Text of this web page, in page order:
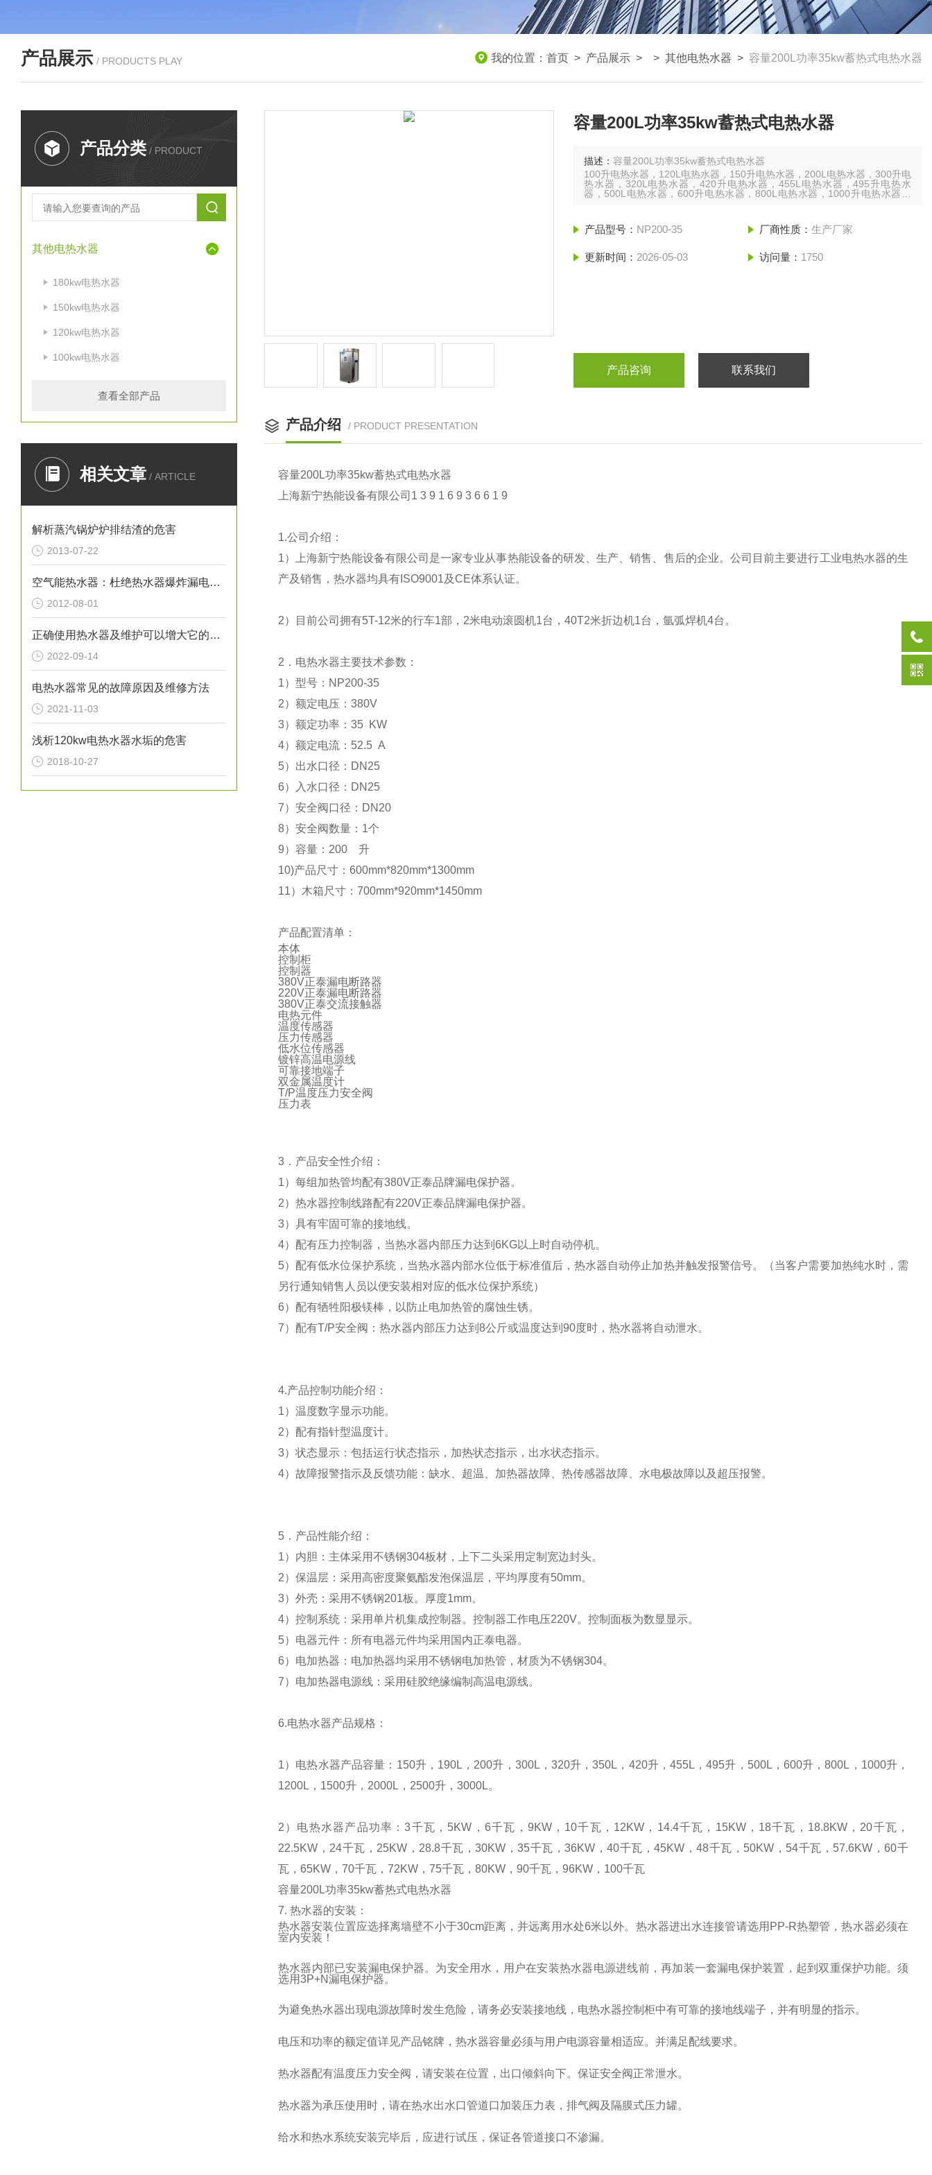
产品展示 / PRODUCTS PLAY 我的位置： 首页 > 产品展示 > > 其他电热水器 > 容量200L功率35kw蓄热式电热水器
产品分类 / PRODUCT
其他电热水器
180kw电热水器
150kw电热水器
120kw电热水器
100kw电热水器
查看全部产品
相关文章 / ARTICLE
解析蒸汽锅炉炉排结渣的危害
2013-07-22
空气能热水器：杜绝热水器爆炸漏电事故
2012-08-01
正确使用热水器及维护可以增大它的使用寿命
2022-09-14
电热水器常见的故障原因及维修方法
2021-11-03
浅析120kw电热水器水垢的危害
2018-10-27
容量200L功率35kw蓄热式电热水器
描述：容量200L功率35kw蓄热式电热水器
100升电热水器，120L电热水器，150升电热水器，200L电热水器，300升电
热水器，320L电热水器，420升电热水器，455L电热水器，495升电热水
器，500L电热水器，600升电热水器，800L电热水器，1000升电热水器，
产品型号： NP200-35 厂商性质： 生产厂家
更新时间： 2026-05-03 访问量： 1750
产品咨询 联系我们
产品介绍 / PRODUCT PRESENTATION
容量200L功率35kw蓄热式电热水器
上海新宁热能设备有限公司1 3 9 1 6 9 3 6 6 1 9
1.公司介绍：
1）
上海新宁热能设备有限公司是一家专业从事热能设备的研发、生产、销售、售后的企业。公司 目前主要进行工业电热水器的生
产及销售，热水器均具有ISO9001及CE体系认证。
2）目前公司拥有5T-12米的行车1部，2米电动滚圆机1台，40T2米折边机1台，氩弧焊机4台。
2．电热水器主要技术参数：
1）型号：NP200-35
2）额定电压：380V
3）额定功率：35 KW
4）额定电流：52.5 A
5）出水口径：DN25
6）入水口径：DN25
7）安全阀口径：DN20
8）安全阀数量：1个
9）容量：200 升
10)产品尺寸：600mm*820mm*1300mm
11）木箱尺寸：700mm*920mm*1450mm
产品配置清单：
本体
控制柜
控制器
380V正泰漏电断路器
220V正泰漏电断路器
380V正泰交流接触器
电热元件
温度传感器
压力传感器
低水位传感器
镀锌高温电源线
可靠接地端子
双金属温度计
T/P温度压力安全阀
压力表
3．产品安全性介绍 ：
1）每组加热管均配有380V正泰品牌漏电保护器。
2）热水器控制线路配有220V正泰品牌漏电保护器。
3）具有牢固可靠的接地线。
4）配有压力控制器，当热水器内部压力达到6KG以上时自动停机。
5）配有低水位保护系统， 当热水器内部水位低于标准值后，热水器自动停止加热并触发报警信号。（当客户需要加热纯水时，需
另行通知销售人员以便安装相对应的低水位保护系统）
6）配有牺牲阳极镁棒，以防止电加热管的腐蚀生锈。
7）配有T/P安全阀：热水器内部压力达到8公斤或温度达到90度时，热水器将自动泄水。
4.产品控制功能介绍：
1）温度数字显示功能。
2）配有指针型温度计。
3）状态显示：包括运行状态指示，加热状态指示，出水状态指示。
4）故障报警指示及反馈功能：缺水、超温、加热器故障、热传感器故障、水电极故障以及超压报警。
5．产品性能介绍：
1） 内胆：主体采用不锈钢304板材，上下二头采用定制宽边封头。
2） 保温层：采用高密度聚氨酯发泡保温层，平均厚度有50mm。
3）外壳：采用不锈钢201板。厚度1mm。
4）控制系统：采用单片机集成控制器。控制器工作电压220V。控制面板为数显显示。
5）电器元件：所有电器元件均采用国内正泰电器。
6）电加热器：电加热器均采用不锈钢电加热管，材质为不锈钢304。
7）电加热器电源线：采用硅胶绝缘编制高温电源线。
6.电热水器产品规格：
1）电热水器产品容量：150升，190L，200升，300L，320升，350L，420升，455L，495升，500L，600升，800L，1000升，
1200L，1500升，2000L，2500升，3000L。
2）电热水器产品功率：3千瓦，5KW，6千瓦，9KW，10千瓦，12KW，14.4千瓦，15KW，18千瓦，18.8KW，20千瓦，
22.5KW，24千瓦，25KW，28.8千瓦，30KW，35千瓦，36KW，40千瓦，45KW，48千瓦，50KW，54千瓦，57.6KW，60千
瓦，65KW，70千瓦，72KW，75千瓦，80KW，90千瓦，96KW，100千瓦
容量200L功率35kw蓄热式电热水器
7. 热水器的安装：
热水器安装位置应选择离墙壁不小于30cm距离，并远离用水处6米以外。热水器进出水连接管请选用PP-R热塑管，热水器必须在
室内安装！
热水器内部已安装漏电保护器。为安全用水，用户在安装热水器电源进线前，再加装一套漏电保护装置，起到双重保护功能。须
选用3P+N漏电保护器。
为避免热水器出现电源故障时发生危险，请务必安装接地线，电热水器控制柜中有可靠的接地线端子，并有明显的指示。
电压和功率的额定值详见产品铭牌，热水器容量必须与用户电源容量相适应。并满足配线要求。
热水器配有温度压力安全阀，请安装在位置，出口倾斜向下。保证安全阀正常泄水。
热水器为承压使用时，请在热水出水口管道口加装压力表，排气阀及隔膜式压力罐。
给水和热水系统安装完毕后，应进行试压，保证各管道接口不渗漏。